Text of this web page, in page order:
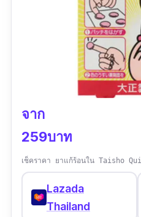
จาก
259บาท
เช็คราคา ยาแก้ร้อนใน Taisho
Lazada
Thailand